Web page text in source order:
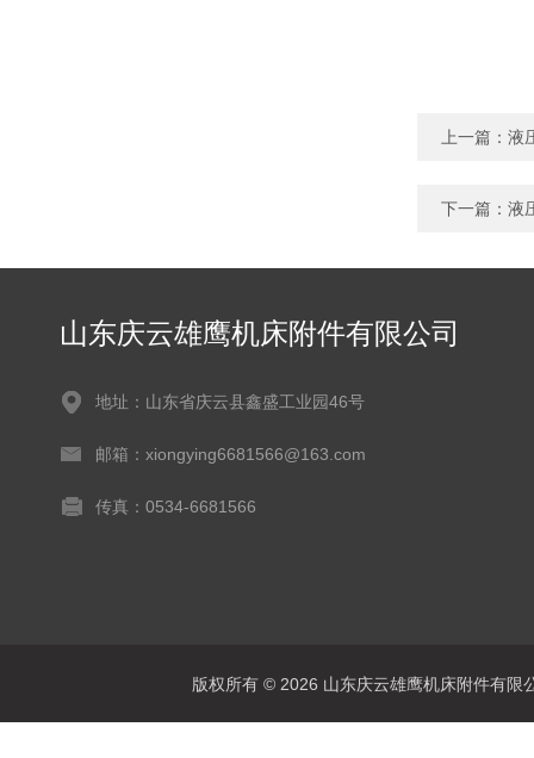
上一篇： 液
下一篇： 液
山东庆云雄鹰机床附件有限公司
地址：山东省庆云县鑫盛工业园46号
邮箱：xiongying6681566@163.com
传真：0534-6681566
版权所有 © 2026 山东庆云雄鹰机床附件有